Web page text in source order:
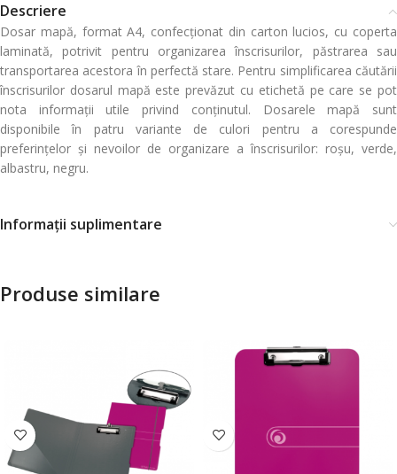
Descriere
Dosar mapă, format A4, confecționat din carton lucios, cu coperta
laminată, potrivit pentru organizarea înscrisurilor, păstrarea sau
transportarea acestora în perfectă stare. Pentru simplificarea căutării
înscrisurilor dosarul mapă este prevăzut cu etichetă pe care se pot
nota informații utile privind conținutul. Dosarele mapă sunt
disponibile în patru variante de culori pentru a corespunde
preferințelor și nevoilor de organizare a înscrisurilor: roșu, verde,
albastru, negru.
Informații suplimentare
Produse similare